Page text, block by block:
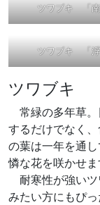
ツワブキ 「
ツワブキ 「
ツワブキ
常緑の多年草。
するだけでなく
の葉は一年を通
憐な花を咲かせま
耐寒性が強いツ
みたい方にもぴっ